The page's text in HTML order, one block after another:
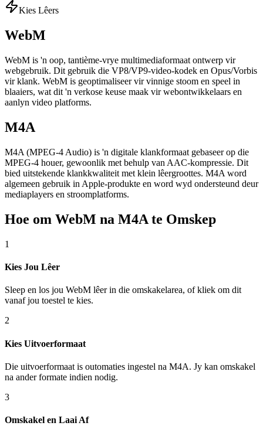
Kies Lêers
WebM
WebM is 'n oop, tantième-vrye multimediaformaat ontwerp vir
webgebruik. Dit gebruik die VP8/VP9-video-kodek en Opus/Vorbis
vir klank. WebM is geoptimaliseer vir vinnige stoom en speel in
blaaiers, wat dit 'n verkose keuse maak vir webontwikkelaars en
aanlyn video platforms.
M4A
M4A (MPEG-4 Audio) is 'n digitale klankformaat gebaseer op die
MPEG-4 houer, gewoonlik met behulp van AAC-kompressie. Dit
bied uitstekende klankkwaliteit met klein lêergroottes. M4A word
algemeen gebruik in Apple-produkte en word wyd ondersteund deur
mediaplayers en stroomplatforms.
Hoe om WebM na M4A te Omskep
1
Kies Jou Lêer
Sleep en los jou WebM lêer in die omskakelarea, of kliek om dit
vanaf jou toestel te kies.
2
Kies Uitvoerformaat
Die uitvoerformaat is outomaties ingestel na M4A. Jy kan omskakel
na ander formate indien nodig.
3
Omskakel en Laai Af